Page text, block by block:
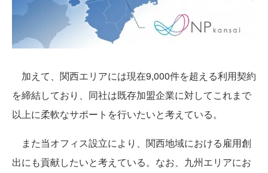
加えて、関西エリアには現在9,000件を超える利用契約
を締結しており、同社は既存加盟企業に対してこれまで
以上に柔軟なサポートを行いたいと考えている。
また当オフィス設立により、関西地域における雇用創
出にも貢献したいと考えている。なお、九州エリアにお